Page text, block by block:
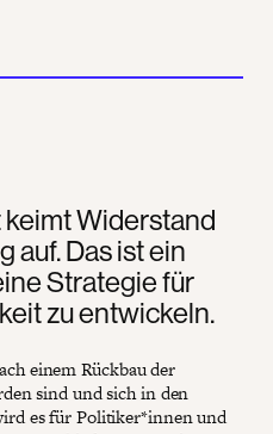
Widerstand
auf. Das ist ein
Strategie für
zu entwickeln.
einem Rückbau der
sind und sich in den
es für Politiker*innen und